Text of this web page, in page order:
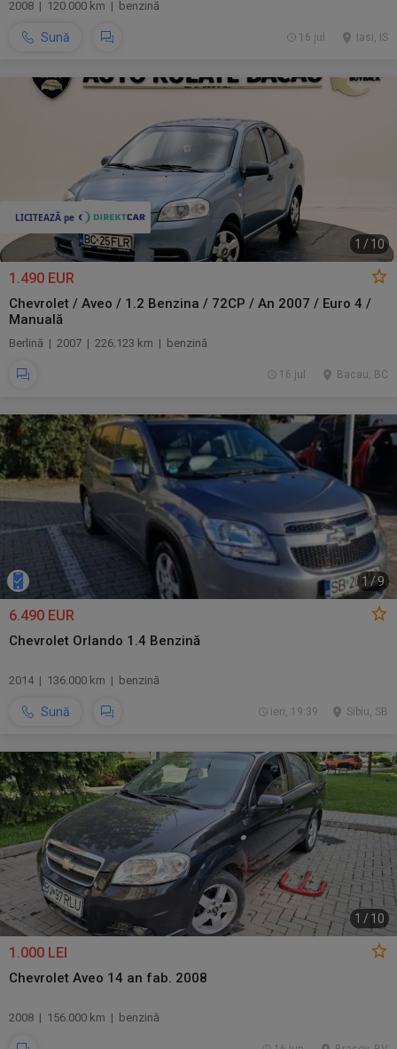
2008 | 120.000 km | benzină
Sună Iasi, IS
16 jul.
1 / 10
1.490 EUR
Chevrolet / Aveo / 1.2 Benzina / 72CP / An 2007 / Euro 4 /
Manuală
Berlină | 2007 | 226.123 km | benzină
Bacau, BC
16 jul.
1 /9
6.490 EUR
Chevrolet Orlando 1.4 Benzină
2014 | 136.000 km | benzină
Sună Sibiu, SB
ieri, 19:39
1 / 10
1.000 LEI
Chevrolet Aveo 14 an fab. 2008
2008 | 156.000 km | benzină